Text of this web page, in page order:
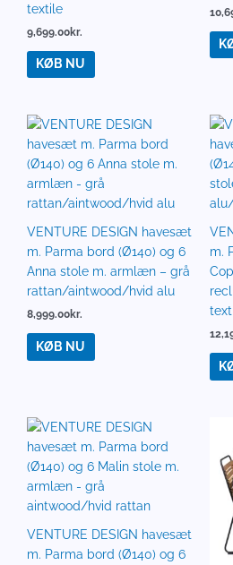
textile
9,699.00kr.
KØB NU
VENTURE DESIGN havesæt
m. Parma bord (Ø140) og 6
Anna stole m. armlæn – grå
rattan/aintwood/hvid alu
8,999.00kr.
KØB NU
m.
VENTURE DESIGN havesæt
m. Parma bord (Ø140) og 6